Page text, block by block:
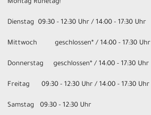
Montag Ruhetag!
Dienstag 09:30 - 12:30 Uhr / 14:00 - 17:30 Uhr
Mittwoch geschlossen* / 14:00 - 17:30 Uhr
Donnerstag geschlossen* / 14:00 - 17:30 Uhr
Freitag 09:30 - 12:30 Uhr / 14:00 - 17:30 Uhr
Samstag 09:30 - 12:30 Uhr